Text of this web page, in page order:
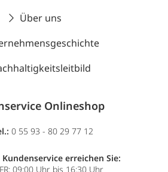
Über uns
Onlineshop
0 55 93 - 80 29 77 12
Kundenservice erreichen Sie:
09:00 Uhr bis 16:30 Uhr